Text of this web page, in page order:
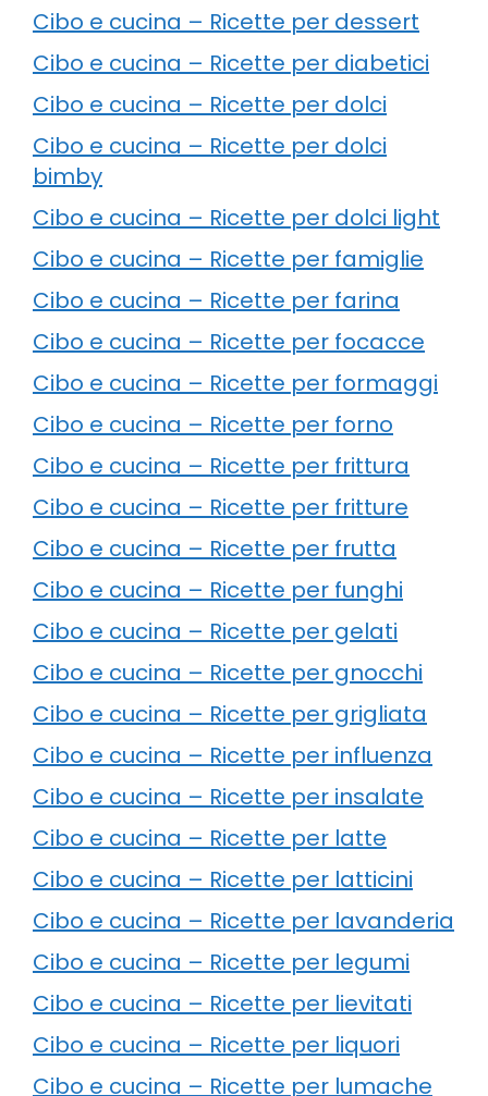
Cibo e cucina – Ricette per dessert
Cibo e cucina – Ricette per diabetici
Cibo e cucina – Ricette per dolci
Cibo e cucina – Ricette per dolci
bimby
Cibo e cucina – Ricette per dolci light
Cibo e cucina – Ricette per famiglie
Cibo e cucina – Ricette per farina
Cibo e cucina – Ricette per focacce
Cibo e cucina – Ricette per formaggi
Cibo e cucina – Ricette per forno
Cibo e cucina – Ricette per frittura
Cibo e cucina – Ricette per fritture
Cibo e cucina – Ricette per frutta
Cibo e cucina – Ricette per funghi
Cibo e cucina – Ricette per gelati
Cibo e cucina – Ricette per gnocchi
Cibo e cucina – Ricette per grigliata
Cibo e cucina – Ricette per influenza
Cibo e cucina – Ricette per insalate
Cibo e cucina – Ricette per latte
Cibo e cucina – Ricette per latticini
Cibo e cucina – Ricette per lavanderia
Cibo e cucina – Ricette per legumi
Cibo e cucina – Ricette per lievitati
Cibo e cucina – Ricette per liquori
Cibo e cucina – Ricette per lumache